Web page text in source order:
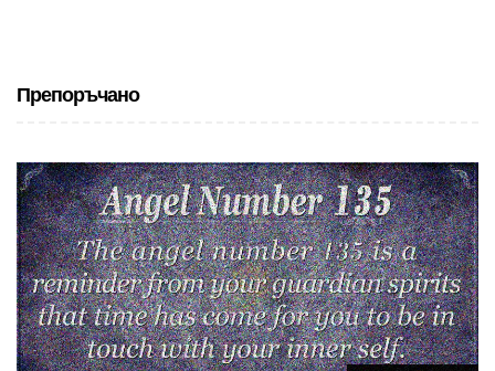
Препоръчано